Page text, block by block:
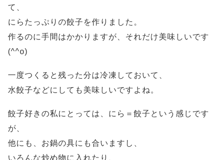
て、
にらたっぷりの餃子を作りました。
作るのに手間はかかりますが、それだけ美味しいです
(^^o)
一度つくると残った分は冷凍しておいて、
水餃子などにしても美味しいですよね。
餃子好きの私にとっては、にら＝餃子という感じです
が、
他にも、お鍋の具にも合いますし、
いろんな炒め物に入れたり、